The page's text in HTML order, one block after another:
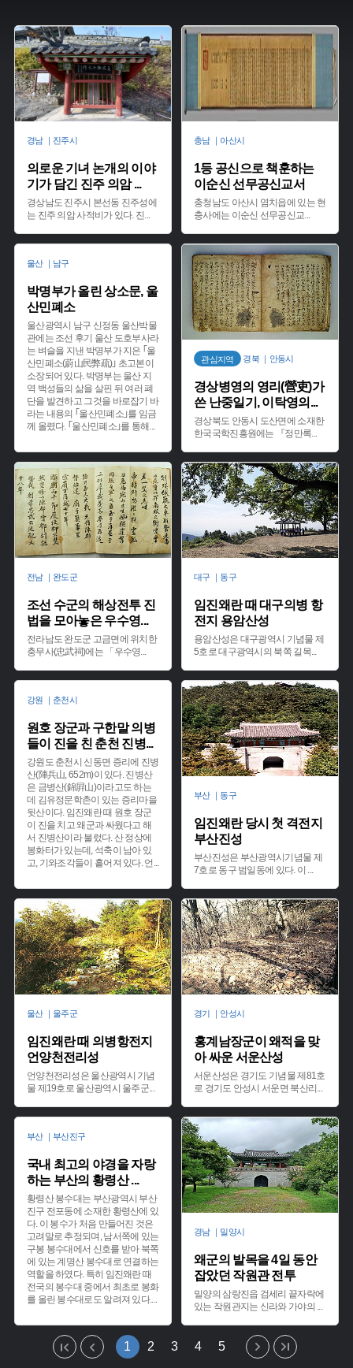
경남 ｜진주시
의로운 기녀 논개의 이야
기가 담긴 진주 의암...
경상남도 진주시 본선동 진주성에
는 진주 의암 사적비가 있다. 진...
충남 ｜아산시
1등 공신으로 책훈하는
이순신 선무공신교서
충청남도 아산시 염치읍에 있는 현
충사에는 이순신 선무공신교...
울산 ｜남구
박명부가 올린 상소문, 울
산민폐소
울산광역시 남구 신정동 울산박물
관에는 조선 후기 울산 도호부사라
는 벼슬을 지낸 박명부가 지은 ｢울
산민폐소(蔚山民弊疏)｣ 초고본이
소장되어 있다. 박명부는 울산 지
역 백성들의 삶을 살핀 뒤 여러 폐
단을 발견하고 그것을 바로잡기 바
라는 내용의 ｢울산민폐소｣를 임금
께 올렸다. ｢울산민폐소｣를 통해...
관심지역 경북 ｜안동시
경상병영의 영리(營吏)가
쓴 난중일기, 이탁영의 ...
경상북도 안동시 도산면에 소재한
한국국학진흥원에는 『정만록...
전남 ｜완도군
조선 수군의 해상전투 진
법을 모아놓은 우수영...
전라남도 완도군 고금면에 위치한
충무사(忠武祠)에는 「우수영...
대구 ｜동구
임진왜란 때 대구의병 항
전지 용암산성
용암산성은 대구광역시 기념물 제
5호로 대구광역시의 북쪽 길목...
강원 ｜춘천시
원호 장군과 구한말 의병
들이 진을 친 춘천 진병...
강원도 춘천시 신동면 증리에 진병
산(陣兵山, 652m)이 있다. 진병산
은 금병산(錦屛山)이라고도 하는
데 김유정문학촌이 있는 증리마을
뒷산이다. 임진왜란 때 원호 장군
이 진을 치고 왜군과 싸웠다고 해
서 진병산이라 불렀다. 산 정상에
봉화터가 있는데, 석축이 남아 있
고, 기와조각들이 흩어져 있다. 언 ...
부산 ｜동구
임진왜란 당시 첫 격전지
부산진성
부산진성은 부산광역시기념물 제
7호로 동구 범일동에 있다. 이 ...
울산 ｜울주군
임진왜란 때 의병항전지
언양천전리성
언양천전리성은 울산광역시 기념
물 제19호로 울산광역시 울주군...
경기 ｜안성시
홍계남장군이 왜적을 맞
아 싸운 서운산성
서운산성은 경기도 기념물 제81호
로 경기도 안성시 서운면 북산리 ...
부산 ｜부산진구
국내 최고의 야경을 자랑
하는 부산의 황령산...
황령산 봉수대는 부산광역시 부산
진구 전포동에 소재한 황령산에 있
다. 이 봉수가 처음 만들어진 것은
고려말로 추정되며, 남서쪽에 있는
구봉 봉수대에서 신호를 받아 북쪽
에 있는 계명산 봉수대로 연결하는
역할을 하였다. 특히 임진왜란 때
전국의 봉수대 중에서 최초로 봉화
를 올린 봉수대로도 알려져 있다....
경남 ｜밀양시
왜군의 발목을 4일 동안
잡았던 작원관 전투
밀양의 삼랑진읍 검세리 끝자락에
있는 작원관지는 신라와 가야의 ...
1 2 3 4 5